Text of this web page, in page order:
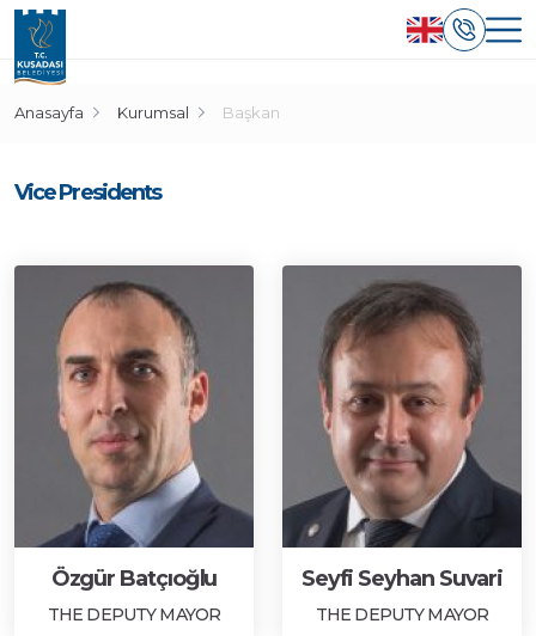
Anasayfa Kurumsal Başkan
Vice Presidents
Özgür Batçıoğlu
THE DEPUTY MAYOR
Seyfi Seyhan Suvari
THE DEPUTY MAYOR